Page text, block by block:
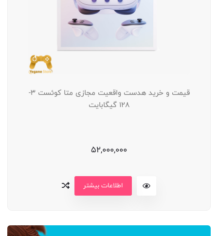
قیمت و خرید هدست واقعیت مجازی متا کوئست 3-
128 گیگابایت
52,000,000
اطلاعات بیشتر